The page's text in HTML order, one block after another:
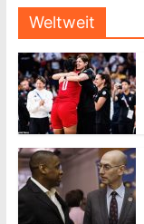
Weltweit